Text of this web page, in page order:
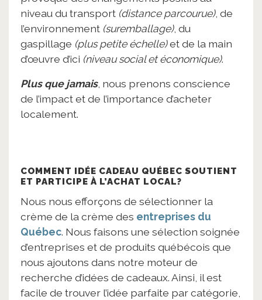
niveau du transport (distance parcourue), de
l’environnement (suremballage), du
gaspillage (plus petite échelle)et de la main
d’œuvre d’ici (niveau social et économique).
Plus que jamais, nous prenons conscience
de l’impact et de l’importance d’acheter
localement.
COMMENT IDÉE CADEAU QUÉBEC SOUTIENT
ET PARTICIPE À L’ACHAT LOCAL?
Nous nous efforçons de sélectionner la
crème de la crème des entreprises du
Québec. Nous faisons une sélection soignée
d’entreprises et de produits québécois que
nous ajoutons dans notre moteur de
recherche d’idées de cadeaux. Ainsi, il est
facile de trouver l’idée parfaite par catégorie,